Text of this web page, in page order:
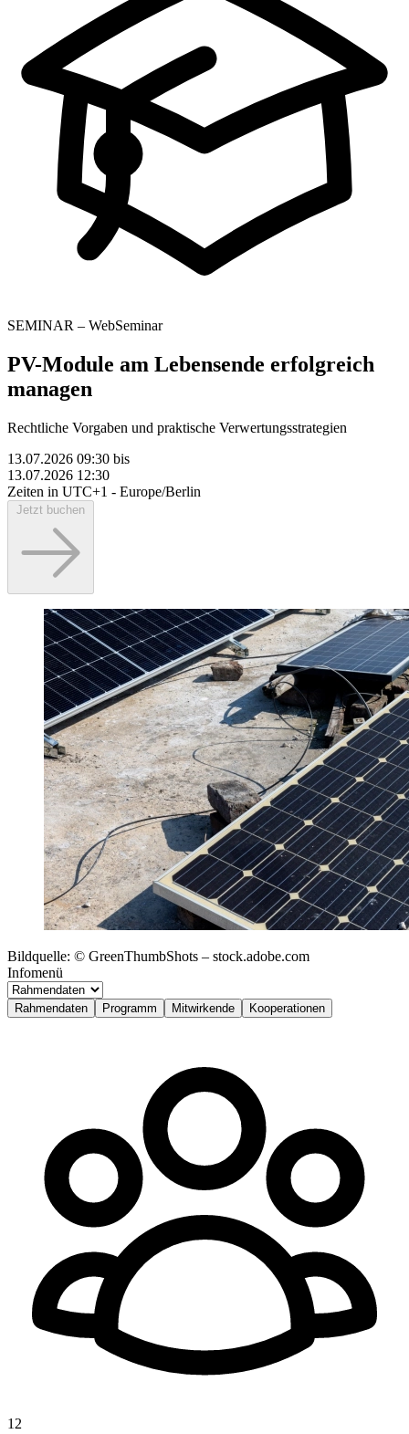
SEMINAR – WebSeminar
PV-Module am Lebensende erfolgreich
managen
Rechtliche Vorgaben und praktische Verwertungsstrategien
13.07.2026 09:30 bis
13.07.2026 12:30
Zeiten in UTC+1 - Europe/Berlin
Bildquelle: © GreenThumbShots – stock.adobe.com
Infomenü
Rahmendaten Programm Mitwirkende Kooperationen
12